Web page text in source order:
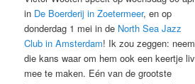
in De Boerderij in Zoetermeer, en op
donderdag 1 mei in de North Sea Jazz
Club in Amsterdam! Ik zou zeggen: neem
die kans waar om hem ook een keertje
mee te maken. Eén van de grootste